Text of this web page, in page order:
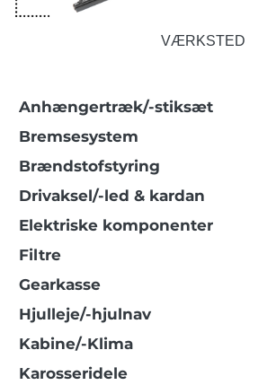
VÆRKSTED
Anhængertræk/-stiksæt
Bremsesystem
Brændstofstyring
Drivaksel/-led & kardan
Elektriske komponenter
Filtre
Gearkasse
Hjulleje/-hjulnav
Kabine/-Klima
Karosseridele